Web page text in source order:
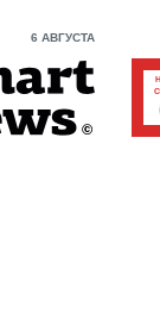
6 АВГУСТА